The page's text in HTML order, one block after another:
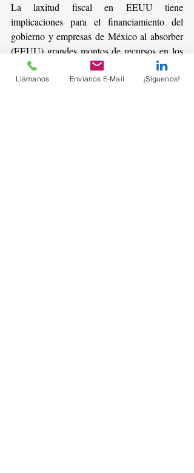
La laxitud fiscal en EEUU tiene
implicaciones para el financiamiento del
gobierno y empresas de México al absorber
(EEUU) grandes montos de recursos en los
mercados financieros.
Llámanos Envíanos E-Mail ¡Síguenos!